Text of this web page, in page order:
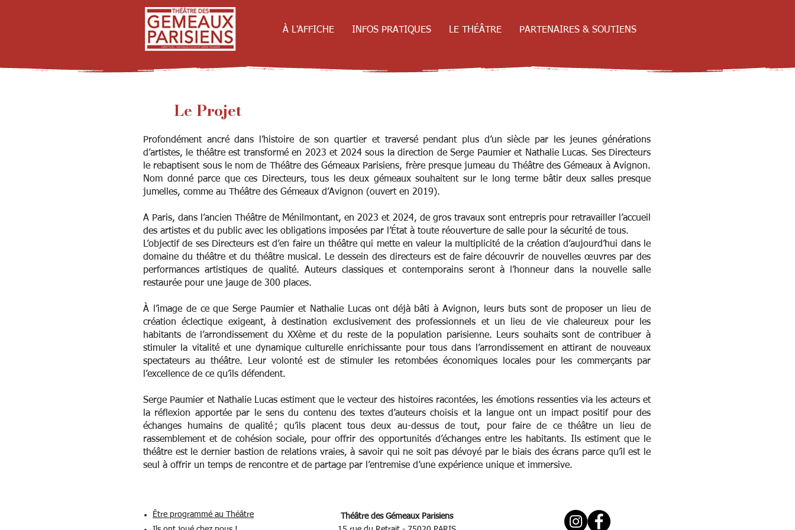
À L'AFFICHE INFOS PRATIQUES LE THÉÂTRE PARTENAIRES & SOUTIENS
Le Projet
Profondément ancré dans l’histoire de son quartier et traversé pendant plus d’un siècle par les jeunes générations
d’artistes, le théâtre est transformé en 2023 et 2024 sous la direction de Serge Paumier et Nathalie Lucas. Ses Directeurs
le rebaptisent sous le nom de Théâtre des Gémeaux Parisiens, frère presque jumeau du Théâtre des Gémeaux à Avignon.
Nom donné parce que ces Directeurs, tous les deux gémeaux souhaitent sur le long terme bâtir deux salles presque
jumelles, comme au Théâtre des Gémeaux d’Avignon (ouvert en 2019).
A Paris, dans l’ancien Théâtre de Ménilmontant, en 2023 et 2024, de gros travaux sont entrepris pour retravailler l’accueil
des artistes et du public avec les obligations imposées par l’État à toute réouverture de salle pour la sécurité de tous.
L’objectif de ses Directeurs est d’en faire un théâtre qui mette en valeur la multiplicité de la création d’aujourd’hui dans le
domaine du théâtre et du théâtre musical. Le dessein des directeurs est de faire découvrir de nouvelles œuvres par des
performances artistiques de qualité. Auteurs classiques et contemporains seront à l’honneur dans la nouvelle salle
restaurée pour une jauge de 300 places.
À l’image de ce que Serge Paumier et Nathalie Lucas ont déjà bâti à Avignon, leurs buts sont de proposer un lieu de
création éclectique exigeant, à destination exclusivement des professionnels et un lieu de vie chaleureux pour les
habitants de l’arrondissement du XXème et du reste de la population parisienne. Leurs souhaits sont de contribuer à
stimuler la vitalité et une dynamique culturelle enrichissante pour tous dans l’arrondissement en attirant de nouveaux
spectateurs au théâtre. Leur volonté est de stimuler les retombées économiques locales pour les commerçants par
l’excellence de ce qu’ils défendent.
Serge Paumier et Nathalie Lucas estiment que le vecteur des histoires racontées, les émotions ressenties via les acteurs et
la réflexion apportée par le sens du contenu des textes d’auteurs choisis et la langue ont un impact positif pour des
échanges humains de qualité ; qu’ils placent tous deux au-dessus de tout, pour faire de ce théâtre un lieu de
rassemblement et de cohésion sociale, pour offrir des opportunités d’échanges entre les habitants. Ils estiment que le
théâtre est le dernier bastion de relations vraies, à savoir qui ne soit pas dévoyé par le biais des écrans parce qu’il est le
seul à offrir un temps de rencontre et de partage par l’entremise d’une expérience unique et immersive.
Être programmé au Théâtre
Théâtre des Gémeaux Parisiens